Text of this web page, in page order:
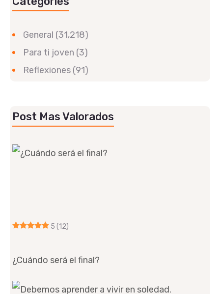
General (31,218)
Para ti joven (3)
Reflexiones (91)
Post Mas Valorados
5 (12)
¿Cuándo será el final?